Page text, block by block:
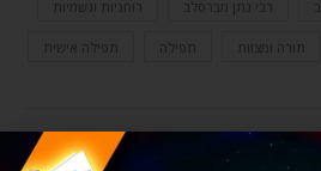
רבי נתן מברסלב רוחניות וגשמיות
תורה ומצוות תפילה תפילה אישית